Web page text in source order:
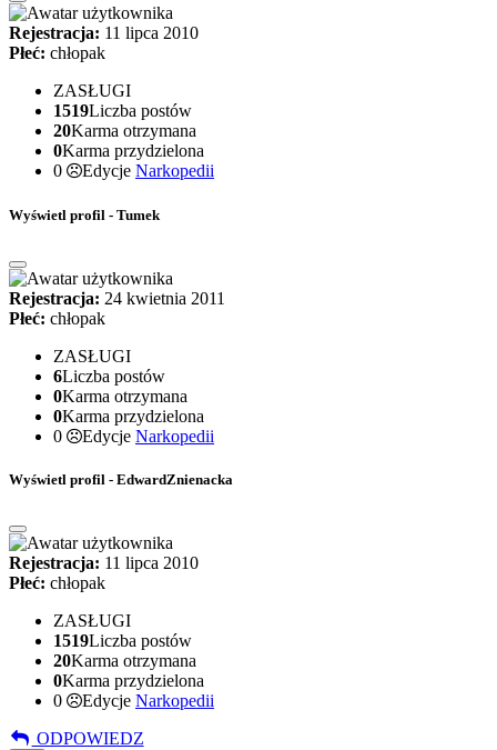
Rejestracja: 11 lipca 2010
Płeć: chłopak
ZASŁUGI
1519Liczba postów
20Karma otrzymana
0Karma przydzielona
0
Edycje Narkopedii
Wyświetl profil - Tumek
Rejestracja: 24 kwietnia 2011
Płeć: chłopak
ZASŁUGI
6Liczba postów
0Karma otrzymana
0Karma przydzielona
0
Edycje Narkopedii
Wyświetl profil - EdwardZnienacka
Rejestracja: 11 lipca 2010
Płeć: chłopak
ZASŁUGI
1519Liczba postów
20Karma otrzymana
0Karma przydzielona
0
Edycje Narkopedii
ODPOWIEDZ